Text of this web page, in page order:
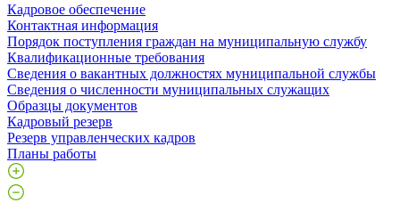
Кадровое обеспечение
Контактная информация
Порядок поступления граждан на муниципальную службу
Квалификационные требования
Сведения о вакантных должностях муниципальной службы
Сведения о численности муниципальных служащих
Образцы документов
Кадровый резерв
Резерв управленческих кадров
Планы работы